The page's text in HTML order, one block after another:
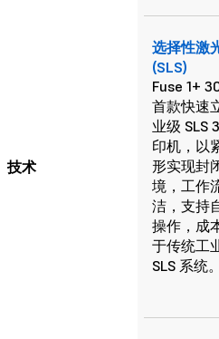
技术
选择性激
(SLS)
Fuse 1+
首款快速
业级 SLS
印机，以
形实现封
境，工作
洁，支持
操作，成
于传统工
SLS 系统。